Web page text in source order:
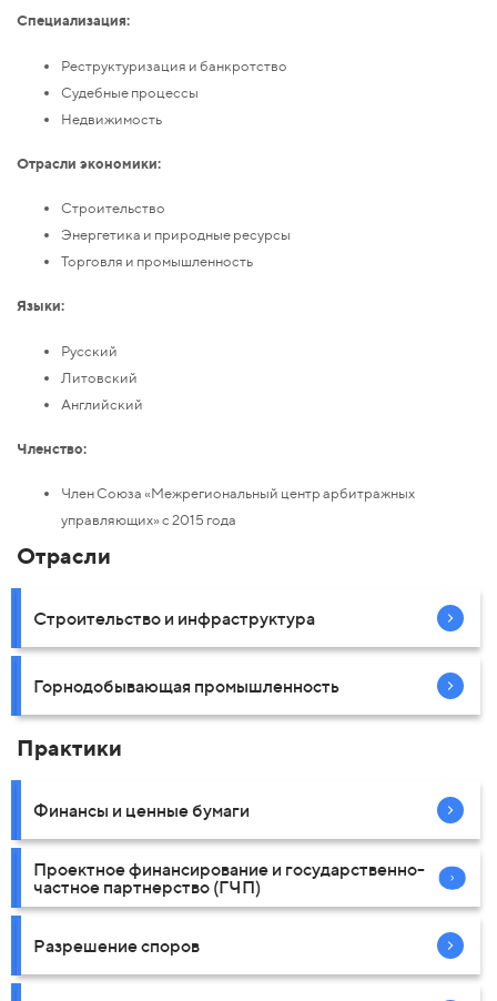
Специализация:
Реструктуризация и банкротство
Судебные процессы
Недвижимость
Отрасли экономики:
Строительство
Энергетика и природные ресурсы
Торговля и промышленность
Языки:
Русский
Литовский
Английский
Членство:
Член Союза «Межрегиональный центр арбитражных
управляющих» с 2015 года
Отрасли
Строительство и инфраструктура
Горнодобывающая промышленность
Практики
Финансы и ценные бумаги
Проектное финансирование и государственно-
частное партнерство (ГЧП)
Разрешение споров